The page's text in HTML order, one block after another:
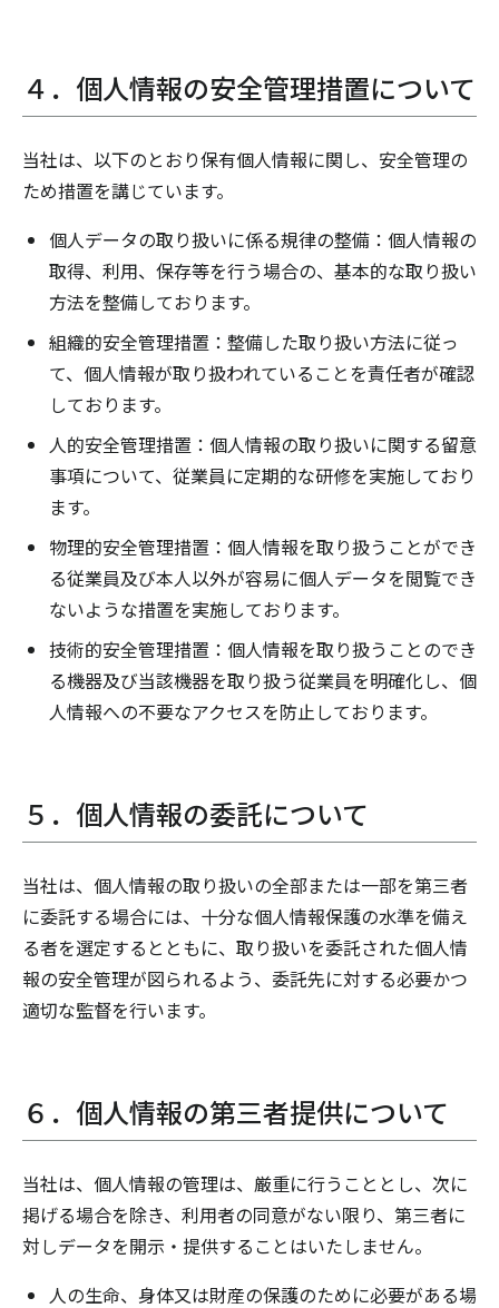
４．個人情報の安全管理措置について
当社は、以下のとおり保有個人情報に関し、安全管理の
ため措置を講じています。
個人データの取り扱いに係る規律の整備：個人情報の
取得、利用、保存等を行う場合の、基本的な取り扱い
方法を整備しております。
組織的安全管理措置：整備した取り扱い方法に従っ
て、個人情報が取り扱われていることを責任者が確認
しております。
人的安全管理措置：個人情報の取り扱いに関する留意
事項について、従業員に定期的な研修を実施しており
ます。
物理的安全管理措置：個人情報を取り扱うことができ
る従業員及び本人以外が容易に個人データを閲覧でき
ないような措置を実施しております。
技術的安全管理措置：個人情報を取り扱うことのでき
る機器及び当該機器を取り扱う従業員を明確化し、個
人情報への不要なアクセスを防止しております。
５．個人情報の委託について
当社は、個人情報の取り扱いの全部または一部を第三者
に委託する場合には、十分な個人情報保護の水準を備え
る者を選定するとともに、取り扱いを委託された個人情
報の安全管理が図られるよう、委託先に対する必要かつ
適切な監督を行います。
６．個人情報の第三者提供について
当社は、個人情報の管理は、厳重に行うこととし、次に
掲げる場合を除き、利用者の同意がない限り、第三者に
対しデータを開示・提供することはいたしません。
人の生命、身体又は財産の保護のために必要がある場